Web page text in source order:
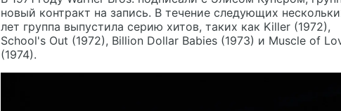
новый контракт на запись. В течение следующих
лет группа выпустила серию хитов, таких как Killer (1972),
School's Out (1972), Billion Dollar Babies (1973) и Muscle of
(1974).